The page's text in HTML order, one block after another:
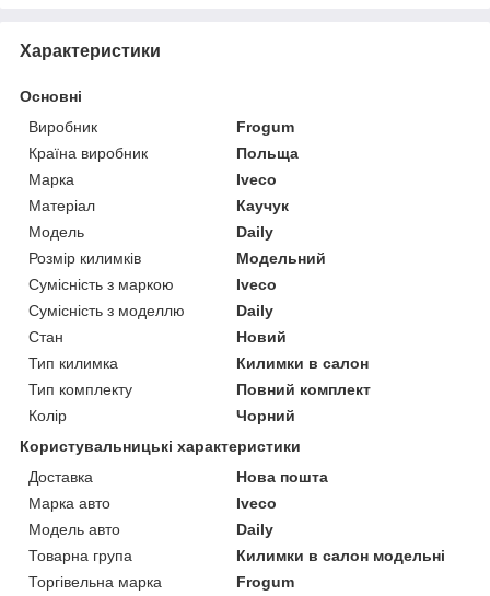
Характеристики
Основні
Виробник
Frogum
Країна виробник
Польща
Марка
Iveco
Матеріал
Каучук
Модель
Daily
Розмір килимків
Модельний
Сумісність з маркою
Iveco
Сумісність з моделлю
Daily
Стан
Новий
Тип килимка
Килимки в салон
Тип комплекту
Повний комплект
Колір
Чорний
Користувальницькі характеристики
Доставка
Нова пошта
Марка авто
Iveco
Модель авто
Daily
Товарна група
Килимки в салон модельні
Торгівельна марка
Frogum